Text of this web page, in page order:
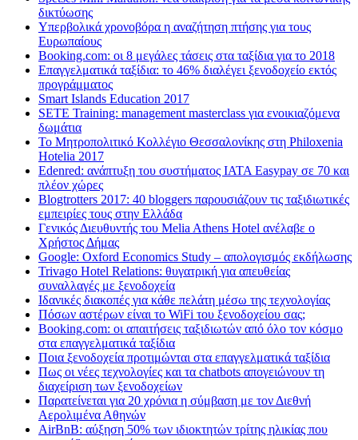
δικτύωσης
Υπερβολικά χρονοβόρα η αναζήτηση πτήσης για τους
Ευρωπαίους
Booking.com: οι 8 μεγάλες τάσεις στα ταξίδια για το 2018
Επαγγελματικά ταξίδια: το 46% διαλέγει ξενοδοχείο εκτός
προγράμματος
Smart Islands Education 2017
SETE Training: management masterclass για ενοικιαζόμενα
δωμάτια
Το Μητροπολιτικό Κολλέγιο Θεσσαλονίκης στη Philoxenia
Hotelia 2017
Edenred: ανάπτυξη του συστήματος IATA Easypay σε 70 και
πλέον χώρες
Blogtrotters 2017: 40 bloggers παρουσιάζουν τις ταξιδιωτικές
εμπειρίες τους στην Ελλάδα
Γενικός Διευθυντής του Melia Athens Hotel ανέλαβε ο
Χρήστος Δήμας
Google: Oxford Economics Study – απολογισμός εκδήλωσης
Trivago Hotel Relations: θυγατρική για απευθείας
συναλλαγές με ξενοδοχεία
Iδανικές διακοπές για κάθε πελάτη μέσω της τεχνολογίας
Πόσων αστέρων είναι το WiFi του ξενοδοχείου σας;
Booking.com: οι απαιτήσεις ταξιδιωτών από όλο τον κόσμο
στα επαγγελματικά ταξίδια
Ποια ξενοδοχεία προτιμώνται στα επαγγελματικά ταξίδια
Πως οι νέες τεχνολογίες και τα chatbots απογειώνουν τη
διαχείριση των ξενοδοχείων
Παρατείνεται για 20 χρόνια η σύμβαση με τον Διεθνή
Αερολιμένα Αθηνών
AirBnB: αύξηση 50% των ιδιοκτητών τρίτης ηλικίας που